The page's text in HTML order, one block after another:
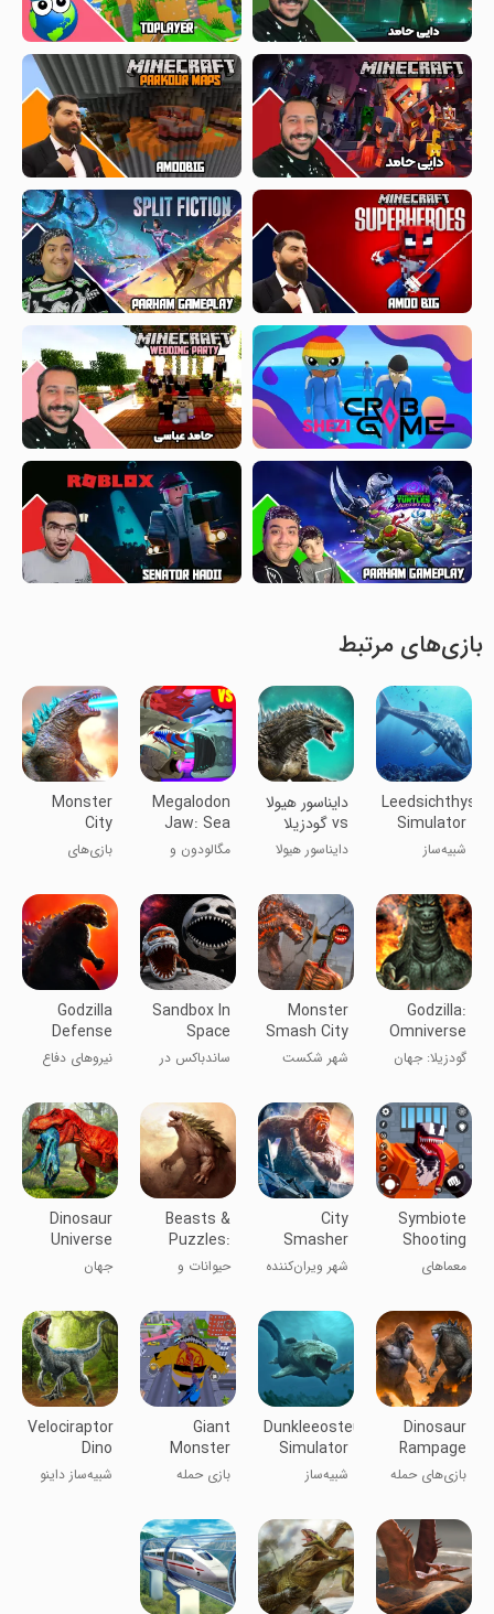
بازی‌های مرتبط
Leedsichthys
Simulator
شبیه‌ساز
دایناسور هیولا
vs گودزیلا
دایناسور هیولا
گودزیلا
Megalodon
Jaw: Sea
Monster
War
مگالودون و
هیولاهای دریا
Monster
City
Destruction
Games
بازی‌های
هیولا
Godzilla:
Omniverse
گودزیلا: جهان
Monster
Smash City
Siren Head
شهر شکست
Sandbox In
Space
ساندباکس در
Godzilla
Defense
Force
نیروهای دفاع
Symbiote
Shooting
Puzzle
معماهای
همزیستی
City
Smasher
شهر ویران‌کننده
Beasts &
Puzzles:
Awakening
حیوانات و
Dinosaur
Universe
جهان
Dinosaur
Rampage
Attack
Games
بازی‌های حمله
Dunkleeosteus
Simulator
شبیه‌ساز
Giant
Monster
City Chaos
بازی حمله
Velociraptor
Dino
Simulator
شبیه‌ساز داینو